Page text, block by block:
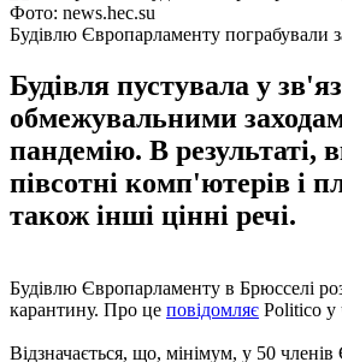
Фото: news.hec.su
Будівлю Європарламенту пограбували
Будівля пустувала у
обмежувальними
пандемію. В результаті,
півсотні комп'ютерів і
також інші цінні речі.
Будівлю Європарламенту в Брюсселі
карантину. Про це повідомляє Politico у
Відзначається, що, мінімум, у 50